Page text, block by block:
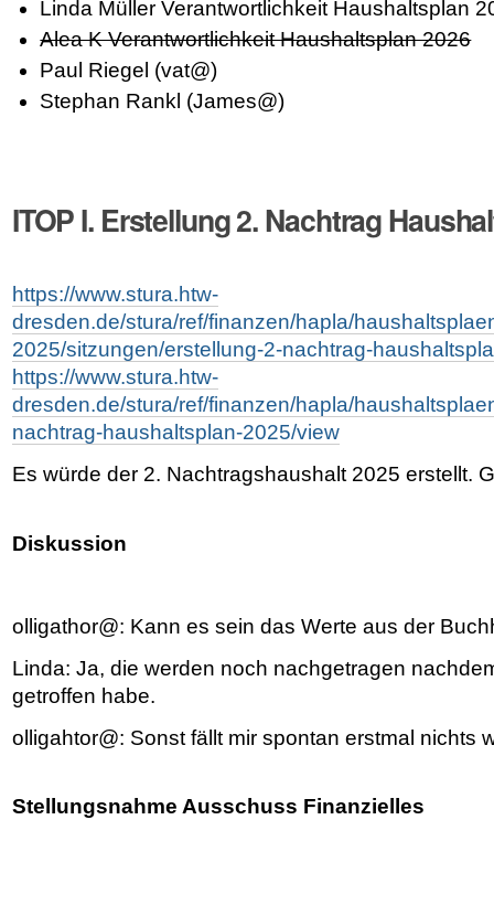
Linda Müller Verantwortlichkeit Haushaltsplan
Alea K Verantwortlichkeit Haushaltsplan 2026
Paul Riegel (vat@)
Stephan Rankl (James@)
ITOP I. Erstellung 2. Nachtrag
https://www.stura.htw-
dresden.de/stura/ref/finanzen/hapla/
2025/sitzungen/erstellung-2-nachtrag-
https://www.stura.htw-
dresden.de/stura/ref/finanzen/hapla/
nachtrag-haushaltsplan-2025/view
Es würde der 2. Nachtragshaushalt 2025 erstellt.
Diskussion
olligathor@: Kann es sein das Werte aus der
Linda: Ja, die werden noch nachgetragen
getroffen habe.
olligahtor@: Sonst fällt mir spontan erstmal nichts
Stellungsnahme Ausschuss Finanzielles